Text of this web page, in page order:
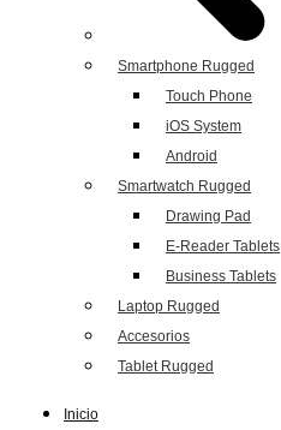
Smartphone Rugged
Touch Phone
iOS System
Android
Smartwatch Rugged
Drawing Pad
E-Reader Tablets
Business Tablets
Laptop Rugged
Accesorios
Tablet Rugged
Inicio